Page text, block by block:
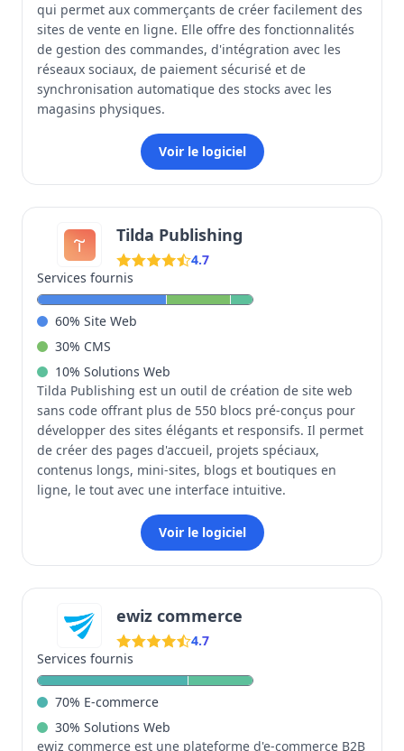
qui permet aux commerçants de créer facilement des
sites de vente en ligne. Elle offre des fonctionnalités
de gestion des commandes, d'intégration avec les
réseaux sociaux, de paiement sécurisé et de
synchronisation automatique des stocks avec les
magasins physiques.
Voir le logiciel
Tilda Publishing
4.7
Services fournis
60% Site Web
30% CMS
10% Solutions Web
Tilda Publishing est un outil de création de site web
sans code offrant plus de 550 blocs pré-conçus pour
développer des sites élégants et responsifs. Il permet
de créer des pages d'accueil, projets spéciaux,
contenus longs, mini-sites, blogs et boutiques en
ligne, le tout avec une interface intuitive.
Voir le logiciel
ewiz commerce
4.7
Services fournis
70% E-commerce
30% Solutions Web
ewiz commerce est une plateforme d'e-commerce B2B